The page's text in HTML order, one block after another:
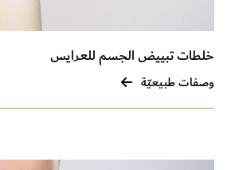
خلطات تبييض الجسم للعرايس
وصفات طبيعيّة